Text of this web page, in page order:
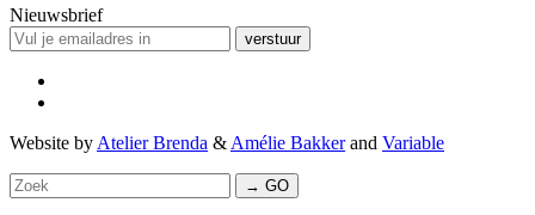
Nieuwsbrief
verstuur
Website by Atelier Brenda & Amélie Bakkerand Variable
→ GO